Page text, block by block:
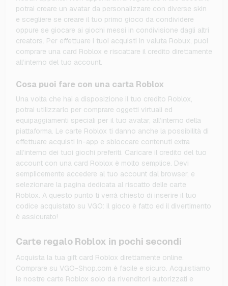
potrai creare un avatar da personalizzare con diverse skin
e scegliere se creare il tuo primo gioco da condividere
oppure se giocare ai giochi messi in condivisione dagli altri
creators. Per effettuare i tuoi acquisti in valuta Robux, puoi
comprare una card Roblox e riscattare il credito direttamente
all’interno del tuo account.
Cosa puoi fare con una carta Roblox
Una volta che hai a disposizione il tuo credito Roblox,
potrai utilizzarlo per comprare oggetti virtuali ed
equipaggiamenti speciali per il tuo avatar, all’interno della
piattaforma. Le carte Roblox ti danno anche la possibilità di
effettuare acquisti in-app e sbloccare contenuti extra
all’interno dei tuoi giochi preferiti. Caricare il credito del tuo
account con una card Roblox è molto semplice. Devi
semplicemente accedere al tuo account dal browser, e
selezionare la pagina dedicata al riscatto delle carte
Roblox. A questo punto ti verrà chiesto di inserire il tuo
codice acquistato su VGO: il gioco è fatto ed il divertimento
è assicurato!
Carte regalo Roblox in pochi secondi
Acquista la tua gift card Roblox direttamente online.
Comprare su VGO-Shop.com è facile e sicuro. Acquistiamo
le nostre carte Roblox solo da rivenditori autorizzati e